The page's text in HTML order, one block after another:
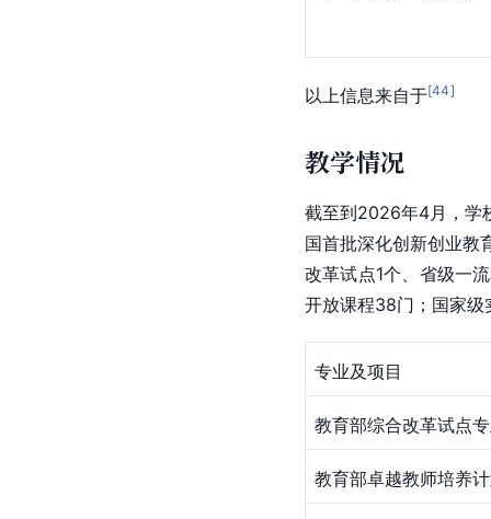
以上信息来自于[44]
教学情况
截至到2026年4月，学
国首批深化创新创业教
改革试点1个、省级一
开放课程38门；国家级
专业及项目
教育部综合改革试点
教育部卓越教师培养